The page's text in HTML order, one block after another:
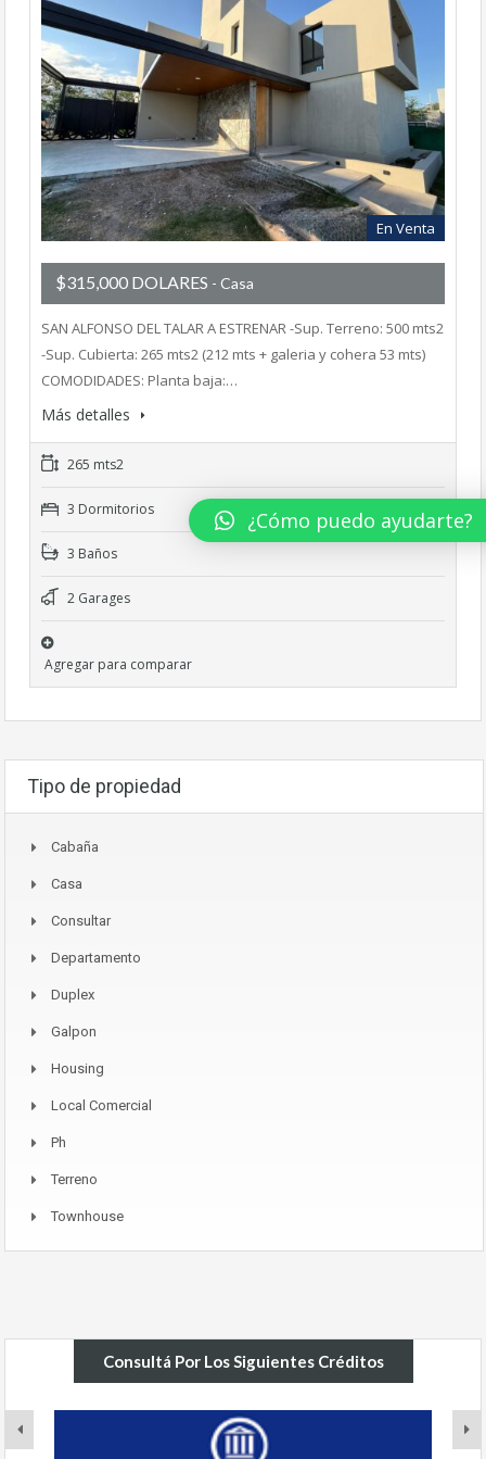
En Venta
$315,000 DOLARES - Casa
SAN ALFONSO DEL TALAR A ESTRENAR -Sup. Terreno: 500 mts2
-Sup. Cubierta: 265 mts2 (212 mts + galeria y cohera 53 mts)
COMODIDADES: Planta baja:…
Más detalles
265 mts2
3 Dormitorios
3 Baños
2 Garages
Agregar para comparar
Tipo de propiedad
Cabaña
Casa
Consultar
Departamento
Duplex
Galpon
Housing
Local Comercial
Ph
Terreno
Townhouse
Consultá Por Los Siguientes Créditos
¿Cómo puedo ayudarte?